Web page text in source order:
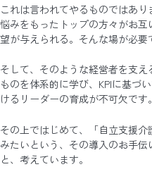
これは言われてやるものではあ
悩みをもったトップの方々がお
望が与えられる。そんな場が必要
そして、そのような経営者を支
ものを体系的に学び、KPIに基づ
けるリーダーの育成が不可欠です。
その上ではじめて、「自立支援
みたいという、その導入のお手
と、考えています。